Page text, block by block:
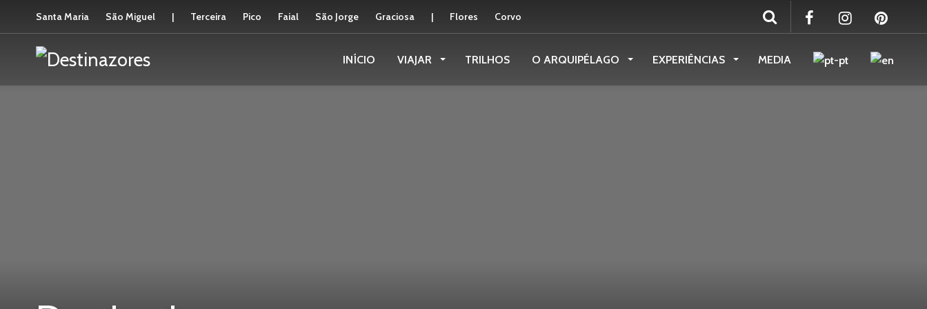
Santa Maria São Miguel | Terceira Pico Faial São Jorge Graciosa | Flores Corvo
INÍCIO VIAJAR TRILHOS O ARQUIPÉLAGO EXPERIÊNCIAS MEDIA